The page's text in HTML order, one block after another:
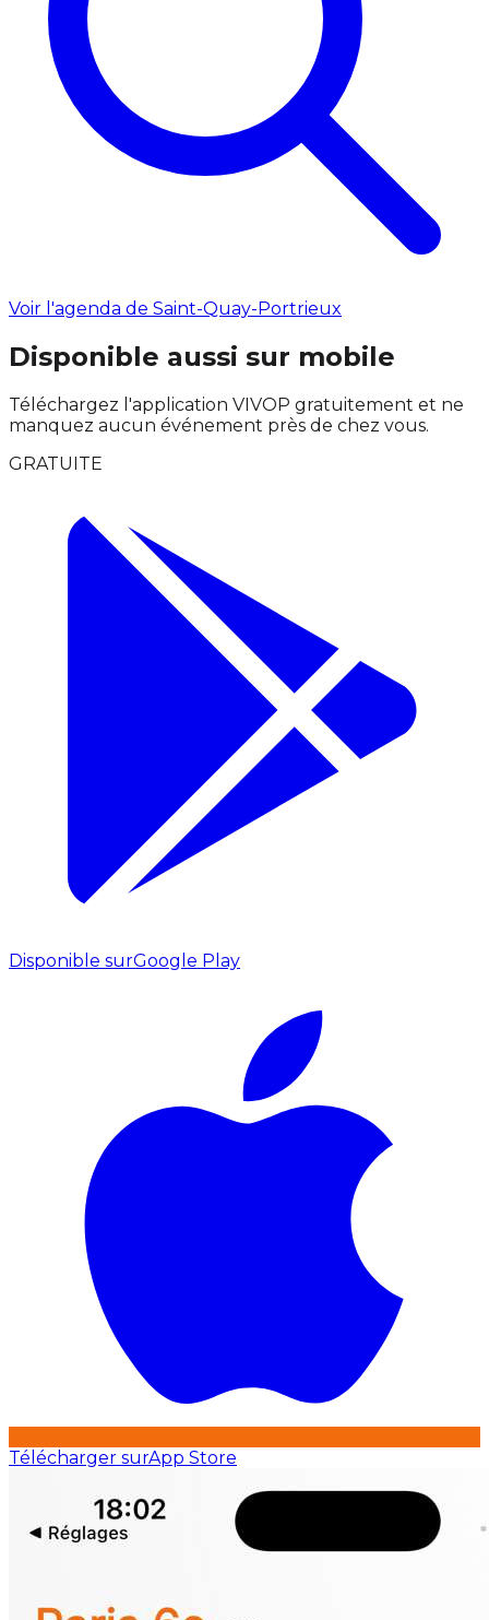
Voir l'agenda de Saint-Quay-Portrieux
Disponible aussi sur mobile
Téléchargez l'application VIVOP gratuitement et ne
manquez aucun événement près de chez vous.
GRATUITE
Disponible surGoogle Play
Télécharger surApp Store